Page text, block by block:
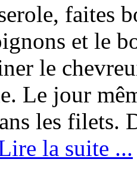
et le
le
Le jour
les filets.
la suite ...